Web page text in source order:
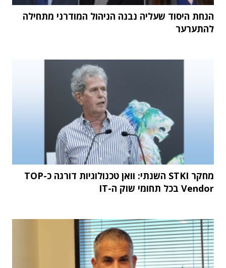
הנחת היסוד שעליה נבנה הניהול המודרני מתחילה
להתערער
מחקר STKI השנתי: וואן טכנולוגיות דורגה כ-TOP
Vendor בכל תחומי שוק ה-IT